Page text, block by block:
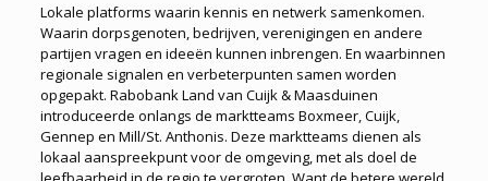
Lokale platforms waarin kennis en netwerk samenkomen.
Waarin dorpsgenoten, bedrijven, verenigingen en andere
partijen vragen en ideeën kunnen inbrengen. En waarbinnen
regionale signalen en verbeterpunten samen worden
opgepakt. Rabobank Land van Cuijk & Maasduinen
introduceerde onlangs de marktteams Boxmeer, Cuijk,
Gennep en Mill/St. Anthonis. Deze marktteams dienen als
lokaal aanspreekpunt voor de omgeving, met als doel de